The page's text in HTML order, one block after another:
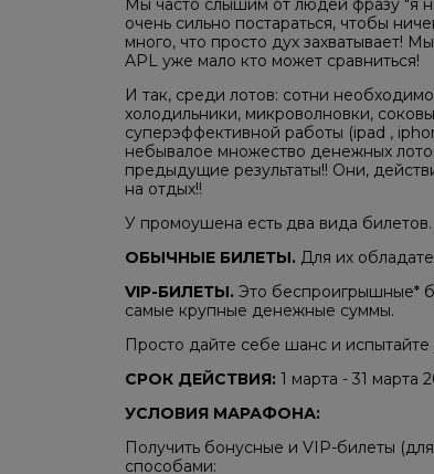
Мы часто слышим от людей фразу "я
очень сильно постараться, чтобы
много, что просто дух
APL уже мало кто может сравниться!
И так, среди лотов: сотни
холодильники, микроволновки,
суперэффективной работы (ipad ,
небывалое множество денежных
предыдущие результаты!! Они,
на отдых!!
У промоушена есть два вида билетов.
ОБЫЧНЫЕ БИЛЕТЫ. Для их
VIP-БИЛЕТЫ. Это беспроигрышные*
самые крупные денежные суммы.
Просто дайте себе шанс и испытайте
СРОК ДЕЙСТВИЯ: 1 марта - 31 марта
УСЛОВИЯ МАРАФОНА:
Получить бонусные и VIP-билеты
способами: